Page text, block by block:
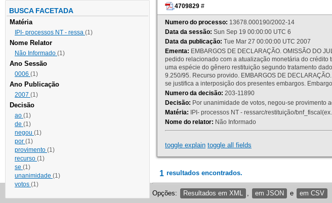
BUSCA FACETADA
Matéria
IPI- processos NT - ressa (1)
Nome Relator
Não Informado (1)
Ano Sessão
0006 (1)
Ano Publicação
2007 (1)
Decisão
ao (1)
de (1)
negou (1)
por (1)
provimento (1)
recurso (1)
se (1)
unanimidade (1)
votos (1)
4709829 #
Numero do processo: 13678.000190/2002-14
Data da sessão: Sun Sep 19 00:00:00 UTC 6
Data da publicação: Tue Mar 27 00:00:00 UTC 2007
Ementa: EMBARGOS DE DECLARAÇÃO. OMISSÃO DO
pedido relacionado com a atualização monetária do crédito
uma espécie do gênero restituição segundo tratamento
9.250/95. Recurso provido. EMBARGOS DE
se justifica a interposição dos presentes embargos.
Numero da decisão: 203-11890
Decisão: Por unanimidade de votos, negou-se provimento
Matéria: IPI- processos NT - ressarc/restituição/
Nome do relator: Não Informado
toggle explain toggle all fields
1 resultados encontrados.
Opções: Resultados em XML em JSON e em CSV